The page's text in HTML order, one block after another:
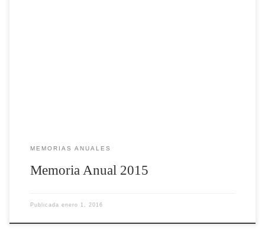
MEMORIAS ANUALES
Memoria Anual 2015
Publicada enero 1, 2016